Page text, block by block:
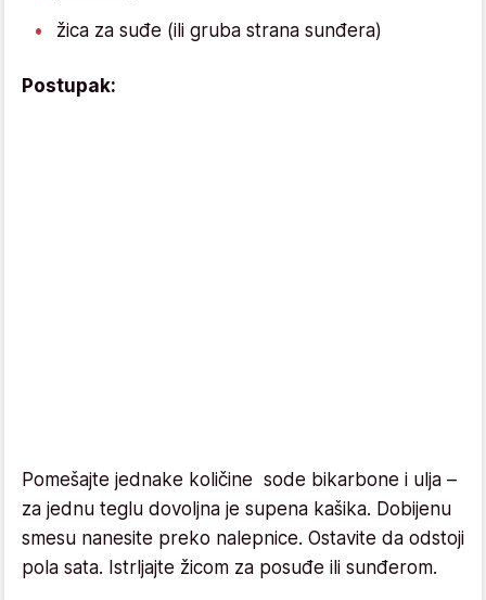
žica za suđe (ili gruba strana sunđera)
Postupak:
Pomešajte jednake količine sode bikarbone i ulja –
za jednu teglu dovoljna je supena kašika. Dobijenu
smesu nanesite preko nalepnice. Ostavite da odstoji
pola sata. Istrljajte žicom za posuđe ili sunđerom.